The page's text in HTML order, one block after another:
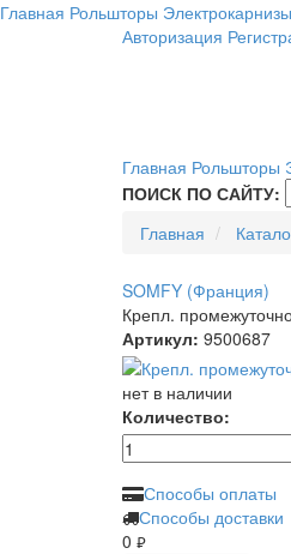
Главная Рольшторы Электрокарнизы
Авторизация
Главная Рольшторы
ПОИСК ПО САЙТУ:
Главная
SOMFY (Франция)
Крепл.
Артикул: 9500687
нет в наличии
Количество:
Способы оплаты
Способы доставки
0 руб.